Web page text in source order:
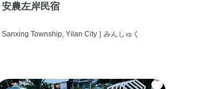
安農左岸民宿
Sanxing Township, Yilan City | みんしゅく